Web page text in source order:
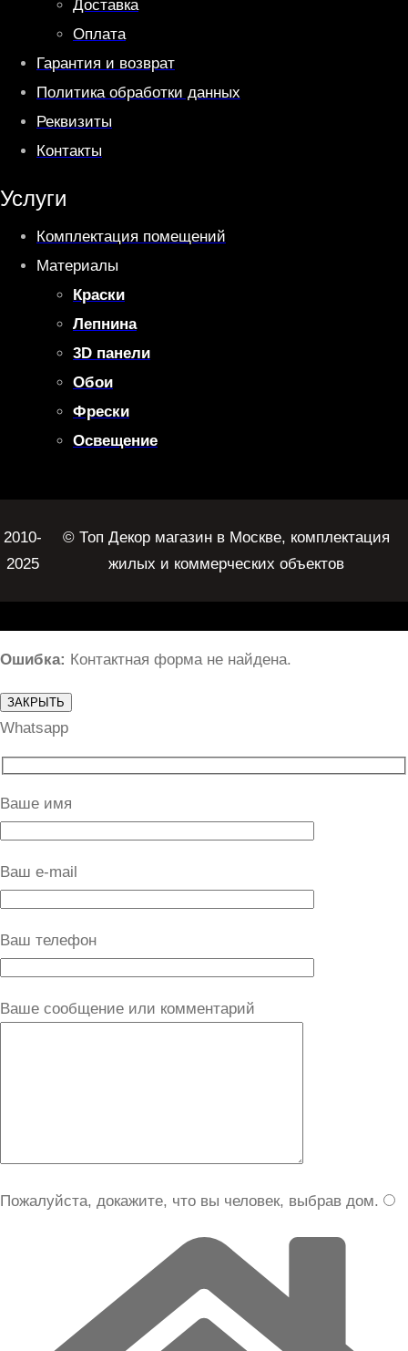
Доставка
Оплата
Гарантия и возврат
Политика обработки данных
Реквизиты
Контакты
Услуги
Комплектация помещений
Материалы
Краски
Лепнина
3D панели
Обои
Фрески
Освещение
2010-
2025
© Топ Декор магазин в Москве, комплектация
жилых и коммерческих объектов
Ошибка: Контактная форма не найдена.
ЗАКРЫТЬ
Whatsapp
Ваше имя
Ваш e-mail
Ваш телефон
Ваше сообщение или комментарий
Пожалуйста, докажите, что вы человек, выбрав дом.